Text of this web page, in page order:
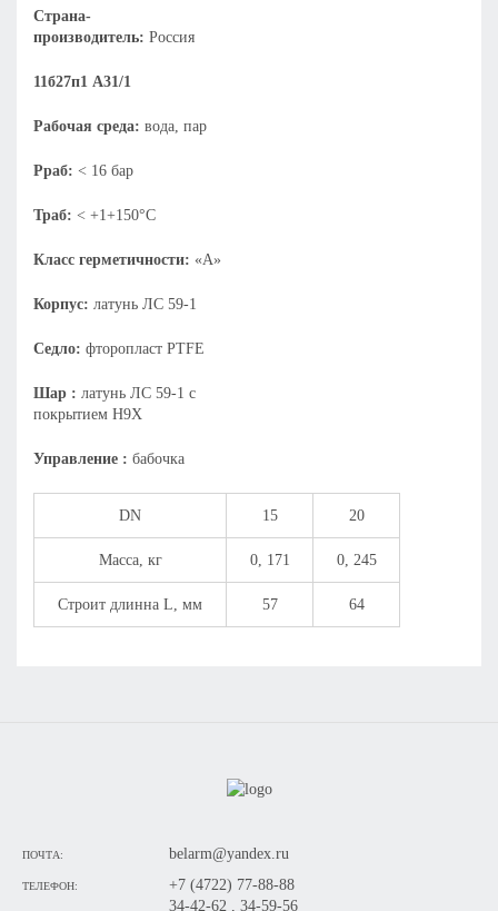
Страна-
производитель: Россия
11б27п1 А31/1
Рабочая среда: вода, пар
Рраб: < 16 бар
Траб: < +1+150°С
Класс герметичности: «А»
Корпус: латунь ЛС 59-1
Седло: фторопласт PTFE
Шар : латунь ЛС 59-1 с
покрытием Н9Х
Управление : бабочка
DN 15 20
Масса, кг 0, 171 0, 245
Строит длинна L, мм 57 64
ПОЧТА: belarm@yandex.ru
ТЕЛЕФОН:
+7 (4722) 77-88-88
34-42-62 , 34-59-56